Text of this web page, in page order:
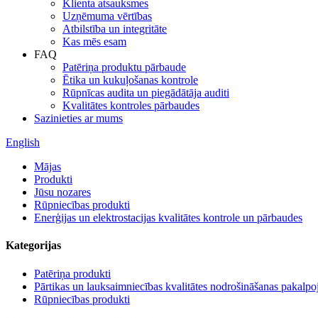
Klienta atsauksmes
Uzņēmuma vērtības
Atbilstība un integritāte
Kas mēs esam
FAQ
Patēriņa produktu pārbaude
Ētika un kukuļošanas kontrole
Rūpnīcas audita un piegādātāja auditi
Kvalitātes kontroles pārbaudes
Sazinieties ar mums
English
Mājas
Produkti
Jūsu nozares
Rūpniecības produkti
Enerģijas un elektrostacijas kvalitātes kontrole un pārbaudes
Kategorijas
Patēriņa produkti
Pārtikas un lauksaimniecības kvalitātes nodrošināšanas
Rūpniecības produkti